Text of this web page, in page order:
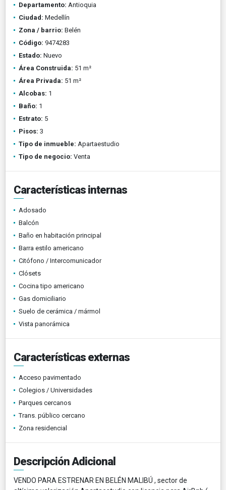
Departamento: Antioquia
Ciudad: Medellín
Zona / barrio: Belén
Código: 9474283
Estado: Nuevo
Área Construida: 51 m²
Área Privada: 51 m²
Alcobas: 1
Baño: 1
Estrato: 5
Pisos: 3
Tipo de inmueble: Apartaestudio
Tipo de negocio: Venta
Características internas
Adosado
Balcón
Baño en habitación principal
Barra estilo americano
Citófono / Intercomunicador
Clósets
Cocina tipo americano
Gas domiciliario
Suelo de cerámica / mármol
Vista panorámica
Características externas
Acceso pavimentado
Colegios / Universidades
Parques cercanos
Trans. público cercano
Zona residencial
Descripción Adicional
VENDO PARA ESTRENAR EN BELÉN MALIBÚ , sector de